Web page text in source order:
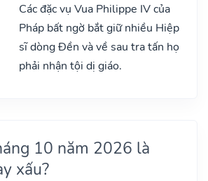
Các đặc vụ Vua Philippe IV của
Pháp bất ngờ bắt giữ nhiều Hiệp
sĩ dòng Đền và về sau tra tấn họ
phải nhận tội dị giáo.
10 năm 2026 là
xấu?